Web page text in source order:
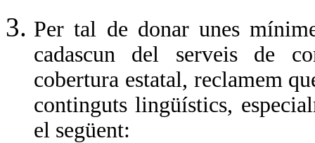
Per tal de donar unes
cadascun del serveis de
cobertura estatal, reclamem
continguts lingüístics,
el següent: